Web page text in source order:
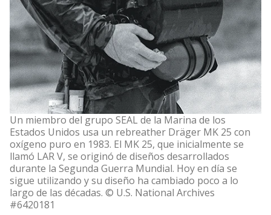
Un miembro del grupo SEAL de la Marina de los
Estados Unidos usa un rebreather Dräger MK 25 con
oxígeno puro en 1983. El MK 25, que inicialmente se
llamó LAR V, se originó de diseños desarrollados
durante la Segunda Guerra Mundial. Hoy en día se
sigue utilizando y su diseño ha cambiado poco a lo
largo de las décadas. © U.S. National Archives
#6420181